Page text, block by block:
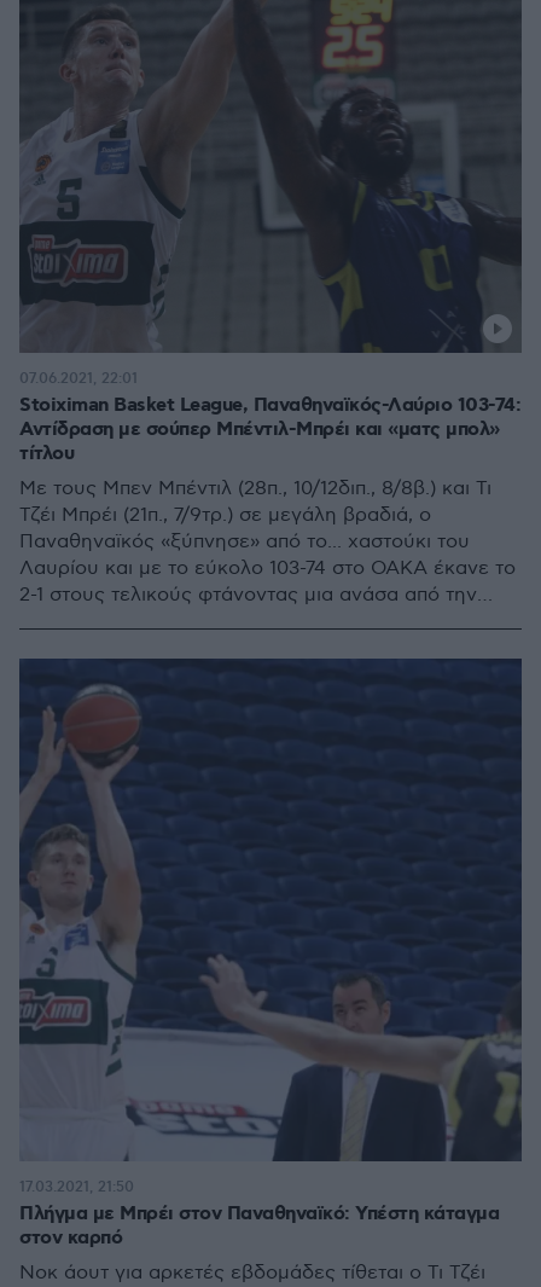
Stoiximan Basket League, Παναθηναϊκός-Λαύριο 103-74:
Αντίδραση με σούπερ Μπέντιλ-Μπρέι και «ματς μπολ»
τίτλου
Με τους Μπεν Μπέντιλ (28π., 10/12διπ., 8/8β.) και Τι
Τζέι Μπρέι (21π., 7/9τρ.) σε μεγάλη βραδιά, ο
Παναθηναϊκός «ξύπνησε» από το... χαστούκι του
Λαυρίου και με το εύκολο 103-74 στο ΟΑΚΑ έκανε το
2-1 στους τελικούς φτάνοντας μια ανάσα από την
07.06.2021, 22:01
Πλήγμα με Μπρέι στον Παναθηναϊκό: Υπέστη κάταγμα
στον καρπό
Νοκ άουτ για αρκετές εβδομάδες τίθεται ο Τι Τζέι
17.03.2021, 21:50